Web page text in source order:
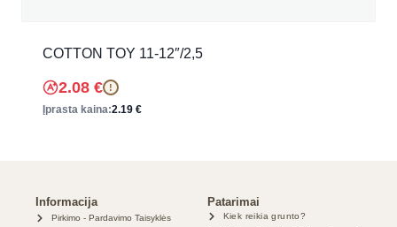
COTTON TOY 11-12″/2,5
2.08 € !
Įprasta kaina:2.19 €
Informacija
Pirkimo - Pardavimo Taisyklės
Patarimai
Kiek reikia grunto?